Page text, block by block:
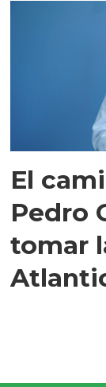
El
Pedro
tomar